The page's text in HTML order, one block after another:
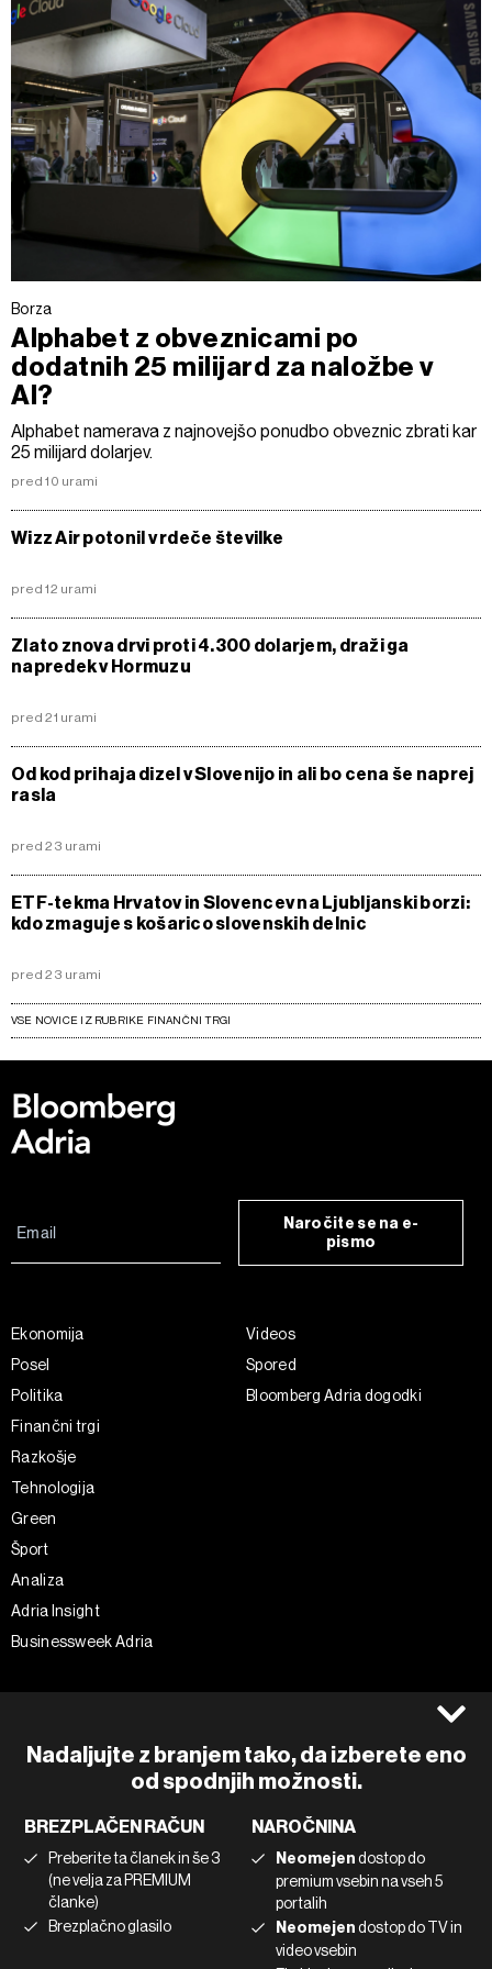
Borza
Alphabet z obveznicami po
dodatnih 25 milijard za naložbe v
AI?
Alphabet namerava z najnovejšo ponudbo obveznic zbrati kar
25 milijard dolarjev.
pred 10 urami
Wizz Air potonil v rdeče številke
pred 12 urami
Zlato znova drvi proti 4.300 dolarjem, draži ga
napredek v Hormuzu
pred 21 urami
Od kod prihaja dizel v Slovenijo in ali bo cena še naprej
rasla
pred 23 urami
ETF-tekma Hrvatov in Slovencev na Ljubljanski borzi:
kdo zmaguje s košarico slovenskih delnic
pred 23 urami
VSE NOVICE IZ RUBRIKE FINANČNI TRGI
Nadaljujte z branjem tako, da izberete eno
od spodnjih možnosti.
BREZPLAČEN RAČUN
Preberite ta članek in še 3
(ne velja za PREMIUM
članke)
Brezplačno glasilo
NAROČNINA
Neomejendostop do
premium vsebin na vseh 5
portalih
Neomejendostop do TV in
video vsebin
Naročite se na e-
pismo
Ekonomija
Posel
Politika
Finančni trgi
Razkošje
Tehnologija
Green
Šport
Analiza
Adria Insight
Businessweek Adria
Videos
Spored
Bloomberg Adria dogodki
Piškotki
Marketing
Uporaba umetne inteligence
Instagram
Linkedin
Tiktok
©2022 - 2026 Bloomberg L.P. All Rights Reserved. BLOOMBERG and
the BLOOMBERG logo are registered trademarks and service marks of